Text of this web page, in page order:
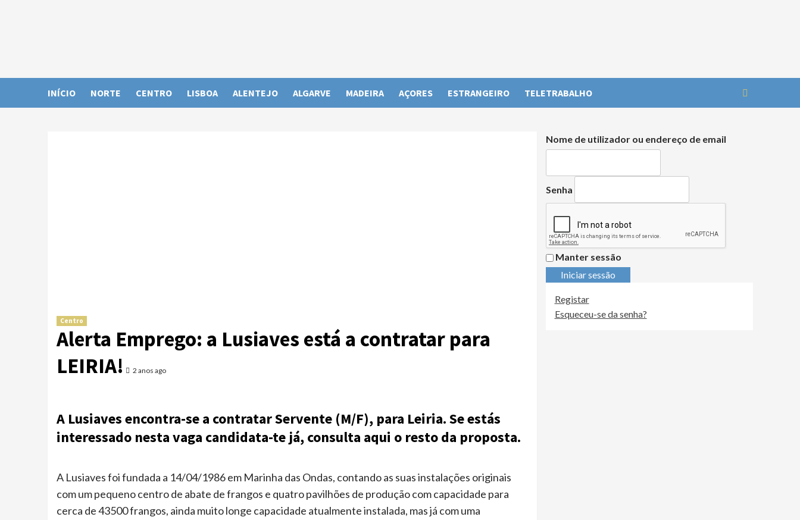
INÍCIO NORTE CENTRO LISBOA ALENTEJO ALGARVE MADEIRA AÇORES ESTRANGEIRO TELETRABALHO
Centro
Alerta Emprego: a Lusiaves está a contratar para
LEIRIA!
2 anos ago
A Lusiaves encontra-se a contratar Servente (M/F), para Leiria. Se estás
interessado nesta vaga candidata-te já, consulta aqui o resto da proposta.
A Lusiaves foi fundada a 14/04/1986 em Marinha das Ondas, contando as suas instalações originais
com um pequeno centro de abate de frangos e quatro pavilhões de produção com capacidade para
cerca de 43500 frangos, ainda muito longe capacidade atualmente instalada, mas já com uma
Nome de utilizador ou endereço de email
Senha
Manter sessão
Iniciar sessão
Registar
Esqueceu-se da senha?